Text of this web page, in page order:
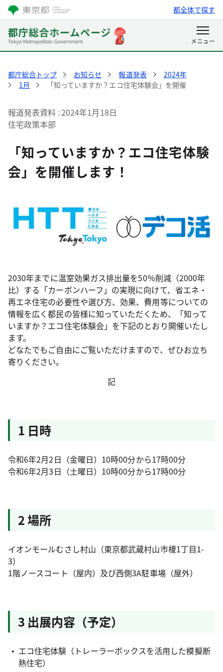
都全体で探す
都庁総合トップ お知らせ 報道発表
2024年
1月
「知っていますか？エコ住宅体験会」を開催
報道発表資料 2024年1月18日
住宅政策本部
「知っていますか？エコ住宅体験
会」を開催します！
2030年までに温室効果ガス排出量を50％削減（2000年
比）する「カーボンハーフ」の実現に向けて、省エネ・
再エネ住宅の必要性や選び方、効果、費用等についての
情報を広く都民の皆様に知っていただくため、「知って
いますか？エコ住宅体験会」を下記のとおり開催いたし
ます。
どなたでもご自由にご覧いただけますので、ぜひお立ち
寄りください。
記
1 日時
令和6年2月2日（金曜日）10時00分から17時00分
令和6年2月3日（土曜日）10時00分から17時00分
2 場所
イオンモールむさし村山（東京都武蔵村山市榎1丁目1-
3）
1階ノースコート（屋内）及び西側3A駐車場（屋外）
3 出展内容（予定）
エコ住宅体験（トレーラーボックスを活用した模擬断
熱住宅）